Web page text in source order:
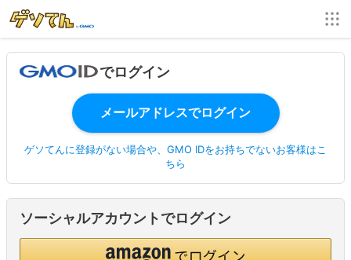
でログイン
ゲソてんに登録がない場合や、GMO IDをお持ちでないお客様はこ
ちら
ソーシャルアカウントでログイン